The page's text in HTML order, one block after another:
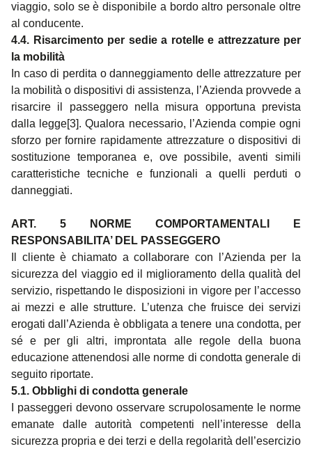
viaggio, solo se è disponibile a bordo altro personale oltre
al conducente.
4.4. Risarcimento per sedie a rotelle e attrezzature per
la mobilità
In caso di perdita o danneggiamento delle attrezzature per
la mobilità o dispositivi di assistenza, l’Azienda provvede a
risarcire il passeggero nella misura opportuna prevista
dalla legge[3]. Qualora necessario, l’Azienda compie ogni
sforzo per fornire rapidamente attrezzature o dispositivi di
sostituzione temporanea e, ove possibile, aventi simili
caratteristiche tecniche e funzionali a quelli perduti o
danneggiati.
ART. 5 NORME COMPORTAMENTALI E
RESPONSABILITA’ DEL PASSEGGERO
Il cliente è chiamato a collaborare con l’Azienda per la
sicurezza del viaggio ed il miglioramento della qualità del
servizio, rispettando le disposizioni in vigore per l’accesso
ai mezzi e alle strutture. L’utenza che fruisce dei servizi
erogati dall’Azienda è obbligata a tenere una condotta, per
sé e per gli altri, improntata alle regole della buona
educazione attenendosi alle norme di condotta generale di
seguito riportate.
5.1. Obblighi di condotta generale
I passeggeri devono osservare scrupolosamente le norme
emanate dalle autorità competenti nell’interesse della
sicurezza propria e dei terzi e della regolarità dell’esercizio